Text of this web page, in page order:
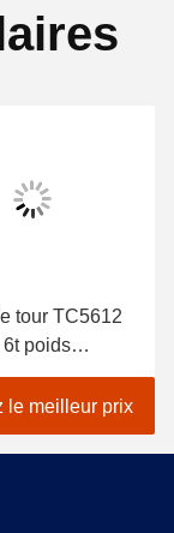
tour TC5612
poids
de
de bâtiment
le meilleur prix